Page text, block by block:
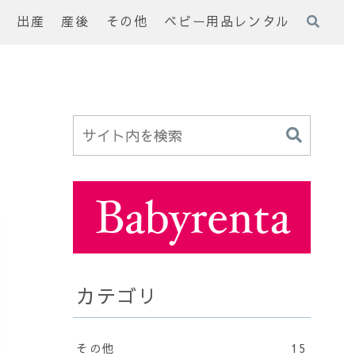
出産 産後 その他 ベビー用品レンタル
カテゴリ
その他 15